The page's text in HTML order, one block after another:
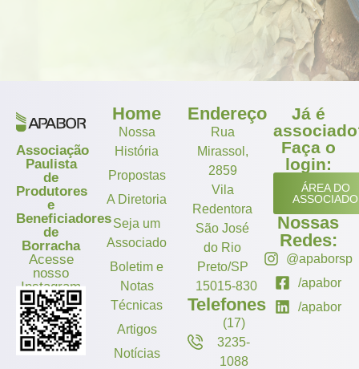
Associação
Paulista
de
Produtores
e
Beneficiadores
de
Borracha
Acesse
nosso
Instagram
Home
Nossa
História
Propostas
A Diretoria
Seja um
Associado
Boletim e
Notas
Técnicas
Artigos
Notícias
Endereço
Rua
Mirassol,
2859
Vila
Redentora
São José
do Rio
Preto/SP
15015-830
Telefones
(17)
3235-
1088
Já é
Faça o
login:
ÁREA DO
ASSOCIADO
Nossas
Redes:
@apaborsp
/apabor
/apabor